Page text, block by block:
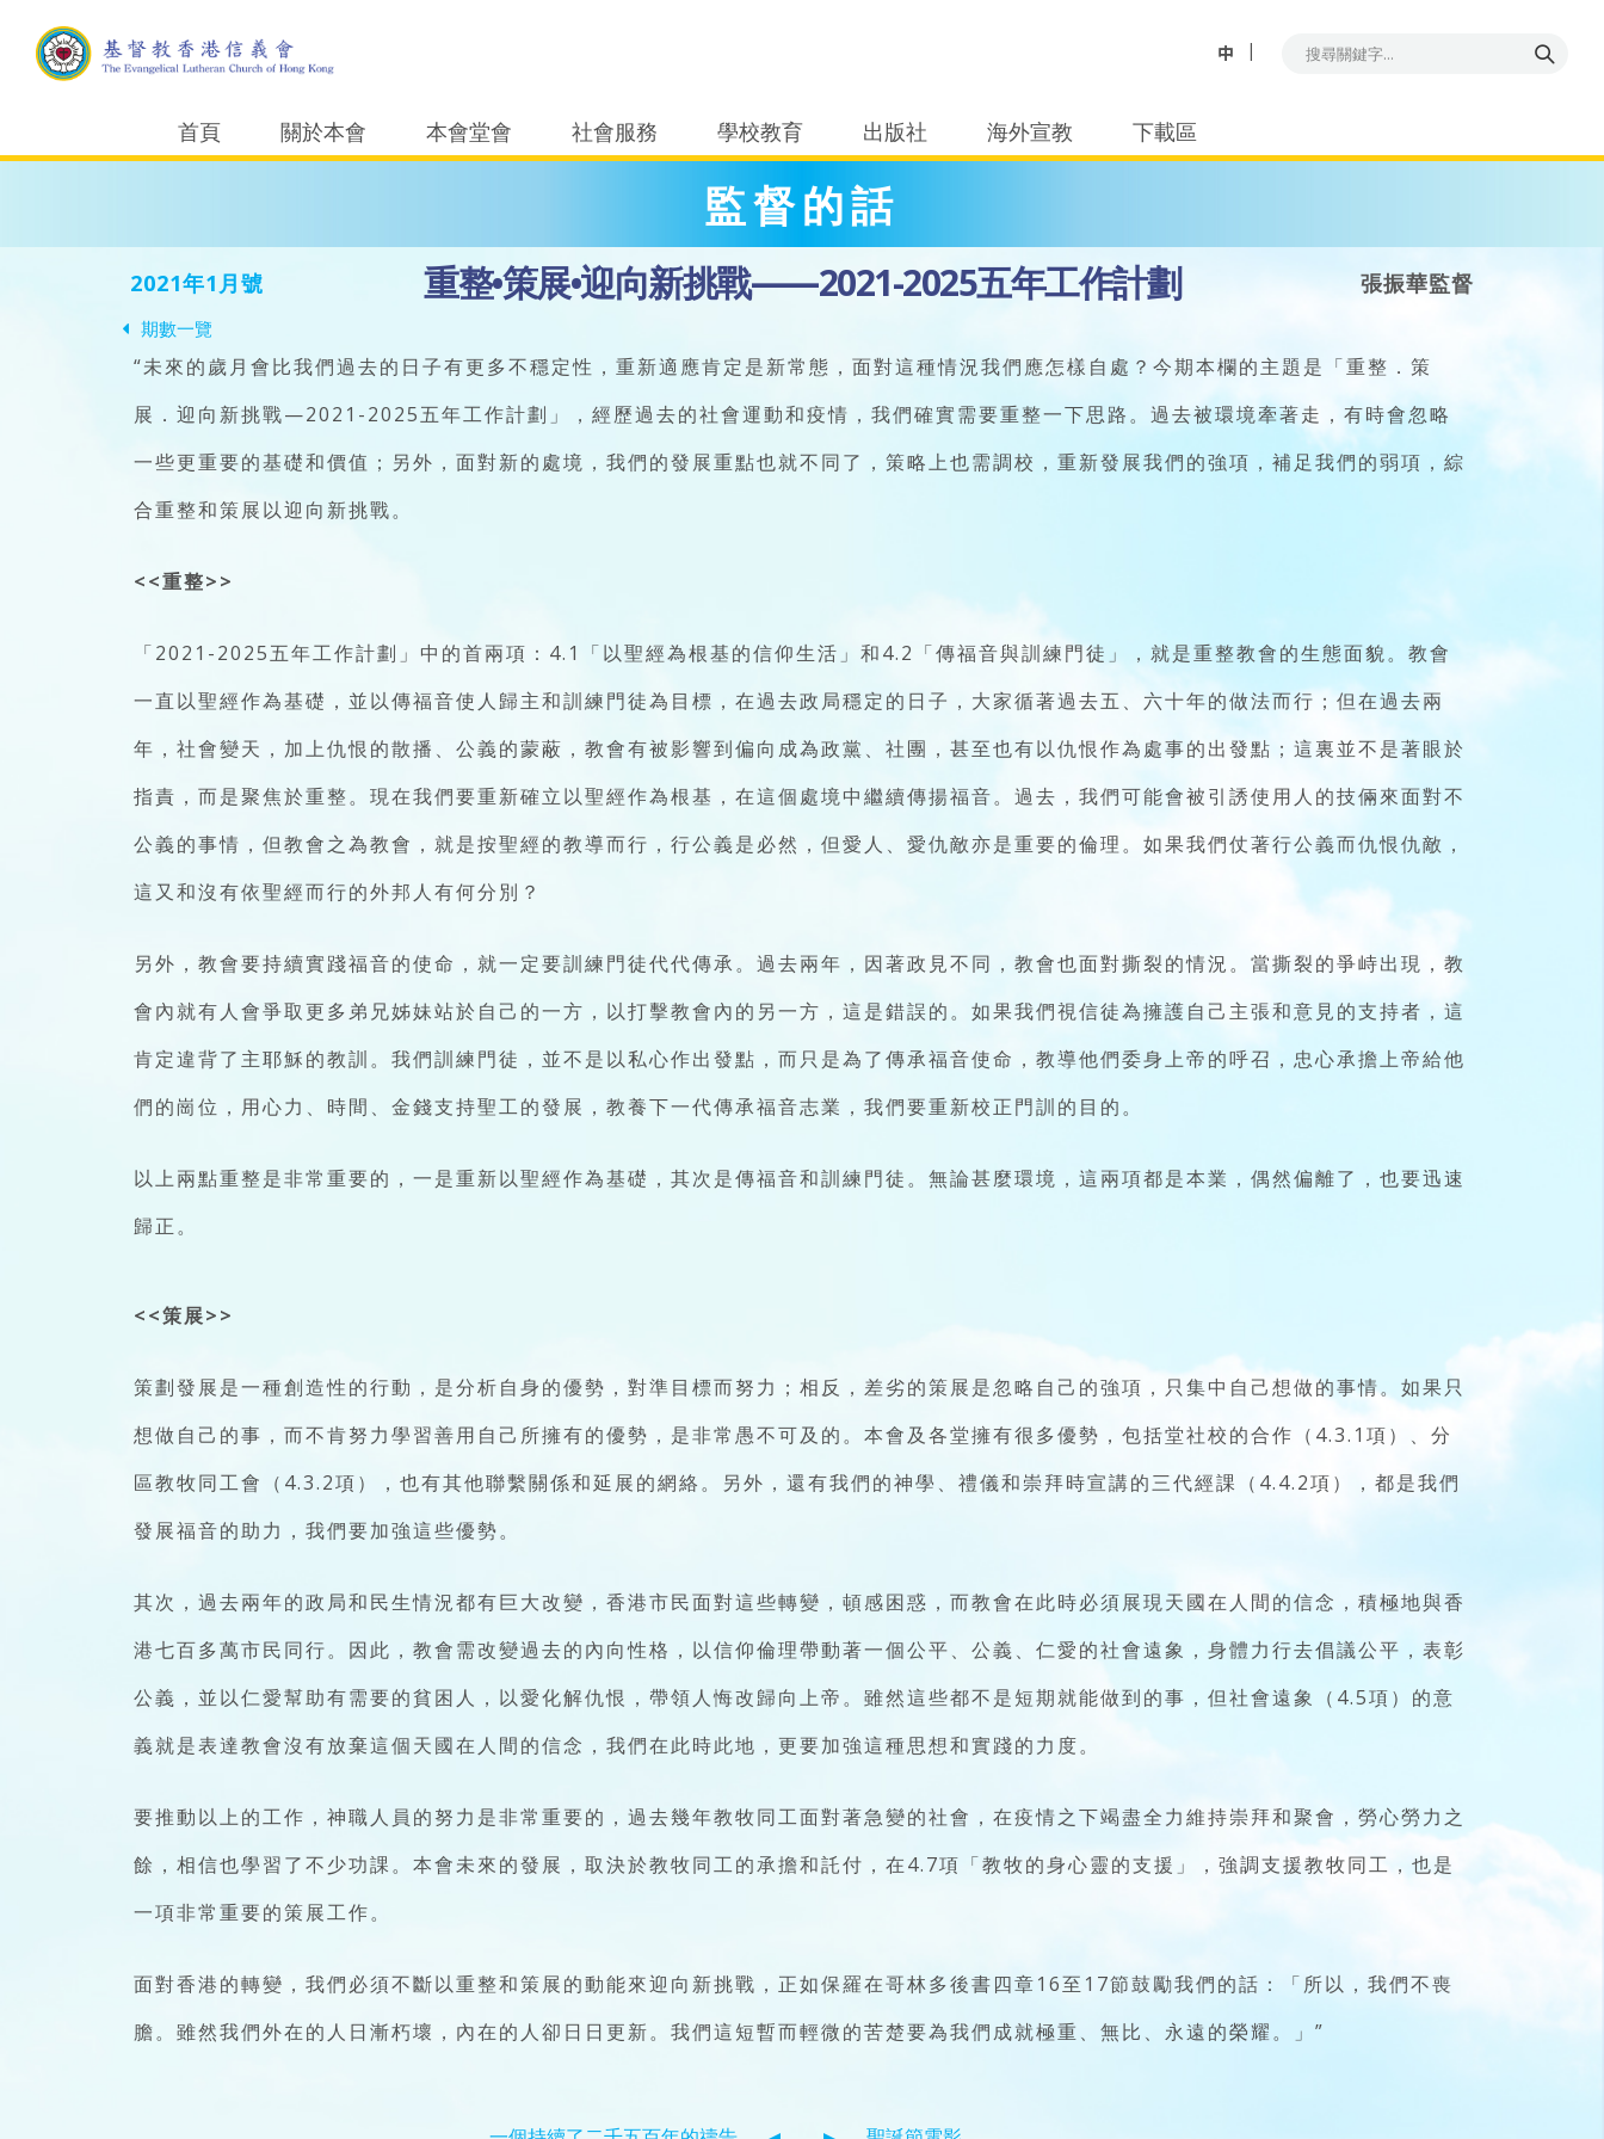
中
首頁 關於本會 本會堂會 社會服務 學校教育 出版社 海外宣教 下載區
監督的話
2021年1月號 重整•策展•迎向新挑戰——2021-2025五年工作計劃 張振華監督
期數一覽
“未來的歲月會比我們過去的日子有更多不穩定性，重新適應肯定是新常態，面對這種情況我們應怎樣自處？今期本欄的主題是「重整．策
展．迎向新挑戰—2021-2025五年工作計劃」，經歷過去的社會運動和疫情，我們確實需要重整一下思路。過去被環境牽著走，有時會忽略
一些更重要的基礎和價值；另外，面對新的處境，我們的發展重點也就不同了，策略上也需調校，重新發展我們的強項，補足我們的弱項，綜
合重整和策展以迎向新挑戰。
<<重整>>
「2021-2025五年工作計劃」中的首兩項：4.1「以聖經為根基的信仰生活」和4.2「傳福音與訓練門徒」，就是重整教會的生態面貌。教會
一直以聖經作為基礎，並以傳福音使人歸主和訓練門徒為目標，在過去政局穩定的日子，大家循著過去五、六十年的做法而行；但在過去兩
年，社會變天，加上仇恨的散播、公義的蒙蔽，教會有被影響到偏向成為政黨、社團，甚至也有以仇恨作為處事的出發點；這裏並不是著眼於
指責，而是聚焦於重整。現在我們要重新確立以聖經作為根基，在這個處境中繼續傳揚福音。過去，我們可能會被引誘使用人的技倆來面對不
公義的事情，但教會之為教會，就是按聖經的教導而行，行公義是必然，但愛人、愛仇敵亦是重要的倫理。如果我們仗著行公義而仇恨仇敵，
這又和沒有依聖經而行的外邦人有何分別？
另外，教會要持續實踐福音的使命，就一定要訓練門徒代代傳承。過去兩年，因著政見不同，教會也面對撕裂的情況。當撕裂的爭峙出現，教
會內就有人會爭取更多弟兄姊妹站於自己的一方，以打擊教會內的另一方，這是錯誤的。如果我們視信徒為擁護自己主張和意見的支持者，這
肯定違背了主耶穌的教訓。我們訓練門徒，並不是以私心作出發點，而只是為了傳承福音使命，教導他們委身上帝的呼召，忠心承擔上帝給他
們的崗位，用心力、時間、金錢支持聖工的發展，教養下一代傳承福音志業，我們要重新校正門訓的目的。
以上兩點重整是非常重要的，一是重新以聖經作為基礎，其次是傳福音和訓練門徒。無論甚麼環境，這兩項都是本業，偶然偏離了，也要迅速
歸正。
<<策展>>
策劃發展是一種創造性的行動，是分析自身的優勢，對準目標而努力；相反，差劣的策展是忽略自己的強項，只集中自己想做的事情。如果只
想做自己的事，而不肯努力學習善用自己所擁有的優勢，是非常愚不可及的。本會及各堂擁有很多優勢，包括堂社校的合作（4.3.1項）、分
區教牧同工會（4.3.2項），也有其他聯繫關係和延展的網絡。另外，還有我們的神學、禮儀和崇拜時宣講的三代經課（4.4.2項），都是我們
發展福音的助力，我們要加強這些優勢。
其次，過去兩年的政局和民生情況都有巨大改變，香港市民面對這些轉變，頓感困惑，而教會在此時必須展現天國在人間的信念，積極地與香
港七百多萬市民同行。因此，教會需改變過去的內向性格，以信仰倫理帶動著一個公平、公義、仁愛的社會遠象，身體力行去倡議公平，表彰
公義，並以仁愛幫助有需要的貧困人，以愛化解仇恨，帶領人悔改歸向上帝。雖然這些都不是短期就能做到的事，但社會遠象（4.5項）的意
義就是表達教會沒有放棄這個天國在人間的信念，我們在此時此地，更要加強這種思想和實踐的力度。
要推動以上的工作，神職人員的努力是非常重要的，過去幾年教牧同工面對著急變的社會，在疫情之下竭盡全力維持崇拜和聚會，勞心勞力之
餘，相信也學習了不少功課。本會未來的發展，取決於教牧同工的承擔和託付，在4.7項「教牧的身心靈的支援」，強調支援教牧同工，也是
一項非常重要的策展工作。
面對香港的轉變，我們必須不斷以重整和策展的動能來迎向新挑戰，正如保羅在哥林多後書四章16至17節鼓勵我們的話：「所以，我們不喪
膽。雖然我們外在的人日漸朽壞，內在的人卻日日更新。我們這短暫而輕微的苦楚要為我們成就極重、無比、永遠的榮耀。」”